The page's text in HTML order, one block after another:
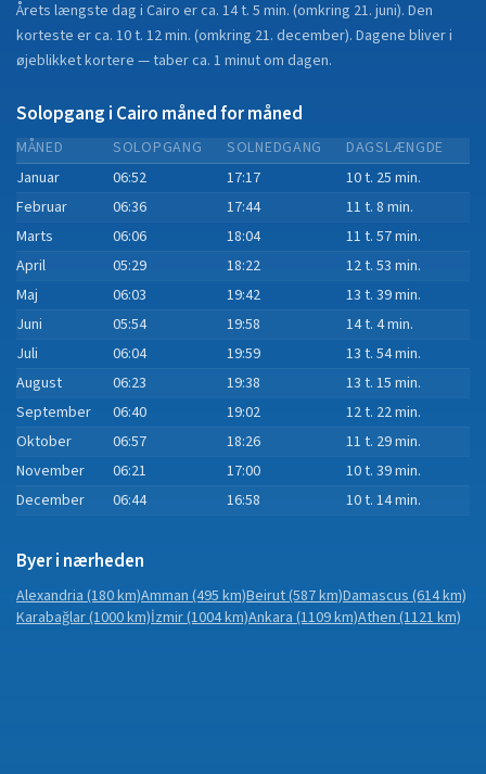
Årets længste dag i Cairo er ca. 14 t. 5 min. (omkring 21. juni). Den
korteste er ca. 10 t. 12 min. (omkring 21. december). Dagene bliver i
øjeblikketkortere —taberca. 1 minutom dagen.
Solopgang i Cairo måned for måned
MÅNED SOLOPGANG SOLNEDGANG
DAGSLÆNGDE
Januar
06:52 17:17
10 t. 25 min.
Februar
06:36 17:44
11 t. 8 min.
Marts
06:06 18:04
11 t. 57 min.
April
05:29 18:22
12 t. 53 min.
Maj
06:03 19:42
13 t. 39 min.
Juni
05:54 19:58
14 t. 4 min.
Juli
06:04 19:59
13 t. 54 min.
August
06:23 19:38
13 t. 15 min.
September
06:40 19:02
12 t. 22 min.
Oktober
06:57 18:26
11 t. 29 min.
November
06:21 17:00
10 t. 39 min.
December
06:44 16:58 10 t. 14 min.
Byer i nærheden
Alexandria(180 km)Amman(495 km)Beirut(587 km)Damascus(614 km)
Karabağlar(1000 km)İzmir(1004 km)Ankara(1109 km)Athen(1121 km)